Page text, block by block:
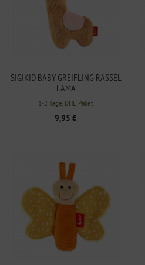
SIGIKID BABY GREIFLING RASSEL
LAMA
1-2 Tage, DHL Paket
9,95 €